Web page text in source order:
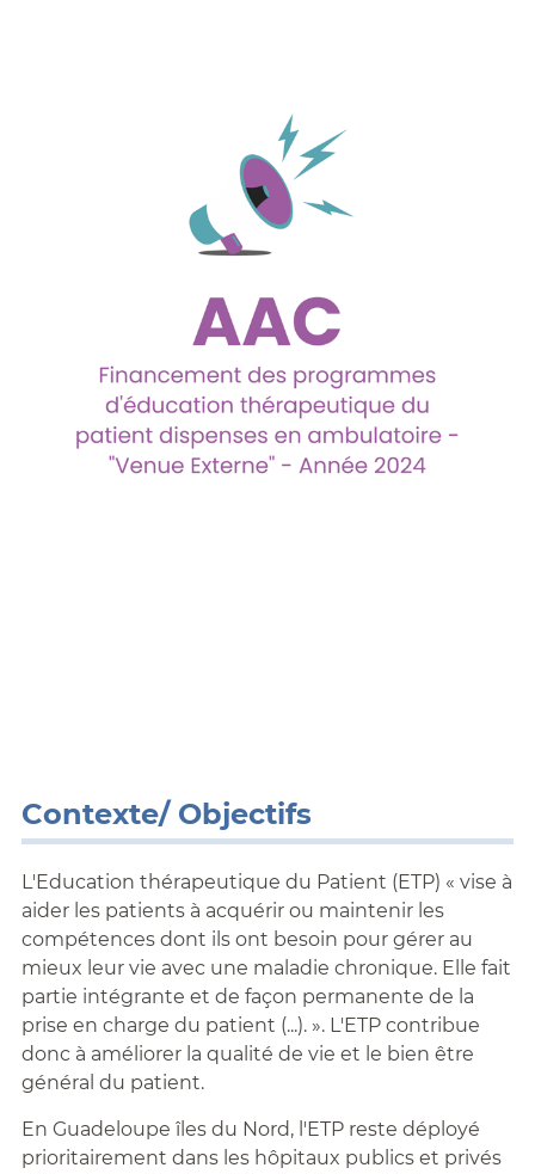
Contexte/ Objectifs
L'Education thérapeutique du Patient (ETP) « vise à
aider les patients à acquérir ou maintenir les
compétences dont ils ont besoin pour gérer au
mieux leur vie avec une maladie chronique. Elle fait
partie intégrante et de façon permanente de la
prise en charge du patient (...). ». L'ETP contribue
donc à améliorer la qualité de vie et le bien être
général du patient.
En Guadeloupe îles du Nord, l'ETP reste déployé
prioritairement dans les hôpitaux publics et privés